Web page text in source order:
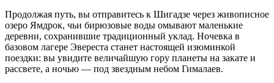
Продолжая путь, вы отправитесь к Шигадзе через живописное
озеро Ямдрок, чьи бирюзовые воды омывают маленькие
деревни, сохранившие традиционный уклад. Ночевка в
базовом лагере Эвереста станет настоящей изюминкой
поездки: вы увидите величайшую гору планеты на закате и
рассвете, а ночью — под звездным небом Гималаев.